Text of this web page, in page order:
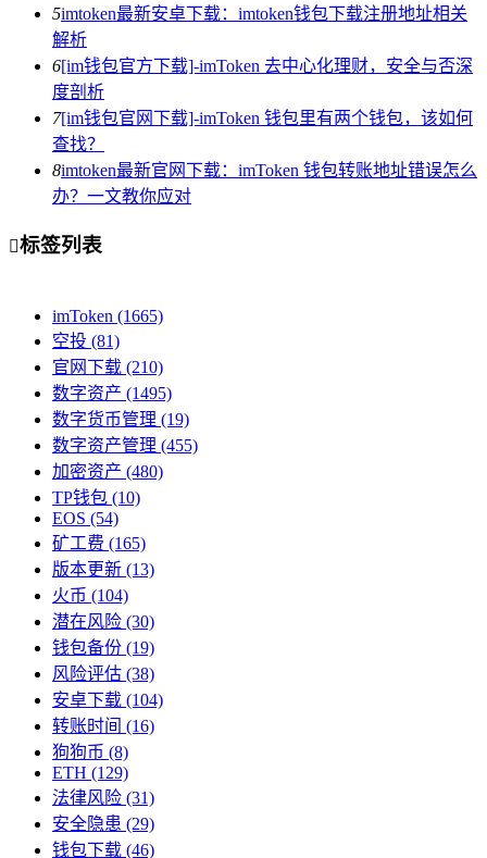
5imtoken最新安卓下载：imtoken钱包下载注册地址相关
解析
6[im钱包官方下载]-imToken 去中心化理财，安全与否深
度剖析
7[im钱包官网下载]-imToken 钱包里有两个钱包，该如何
查找？
8imtoken最新官网下载：imToken 钱包转账地址错误怎么
办？一文教你应对
标签列表
imToken (1665)
空投 (81)
官网下载 (210)
数字资产 (1495)
数字货币管理 (19)
数字资产管理 (455)
加密资产 (480)
TP钱包 (10)
EOS (54)
矿工费 (165)
版本更新 (13)
火币 (104)
潜在风险 (30)
钱包备份 (19)
风险评估 (38)
安卓下载 (104)
转账时间 (16)
狗狗币 (8)
ETH (129)
法律风险 (31)
安全隐患 (29)
钱包下载 (46)